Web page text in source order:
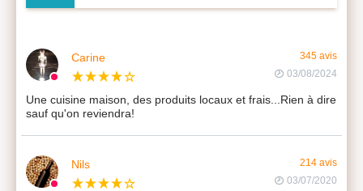
Carine
345 avis
03/08/2024
Une cuisine maison, des produits locaux et frais...Rien à dire
sauf qu'on reviendra!
Nils
214 avis
03/07/2020